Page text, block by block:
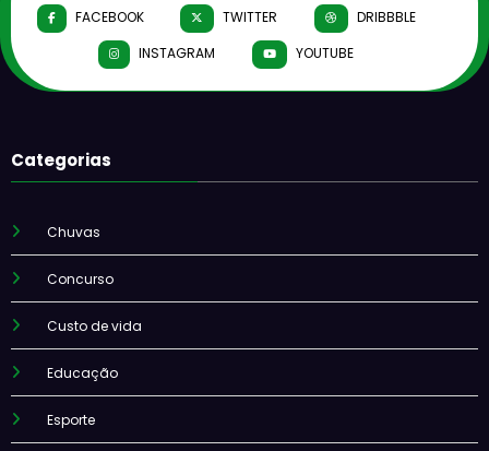
FACEBOOK TWITTER
DRIBBBLE
INSTAGRAM
YOUTUBE
Categorias
Chuvas
Concurso
Custo de vida
Educação
Esporte